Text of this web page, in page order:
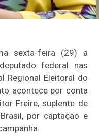
sexta-feira (29) a
federal nas
Regional Eleitoral do
acontece por conta
Freire, suplente de
por captação e